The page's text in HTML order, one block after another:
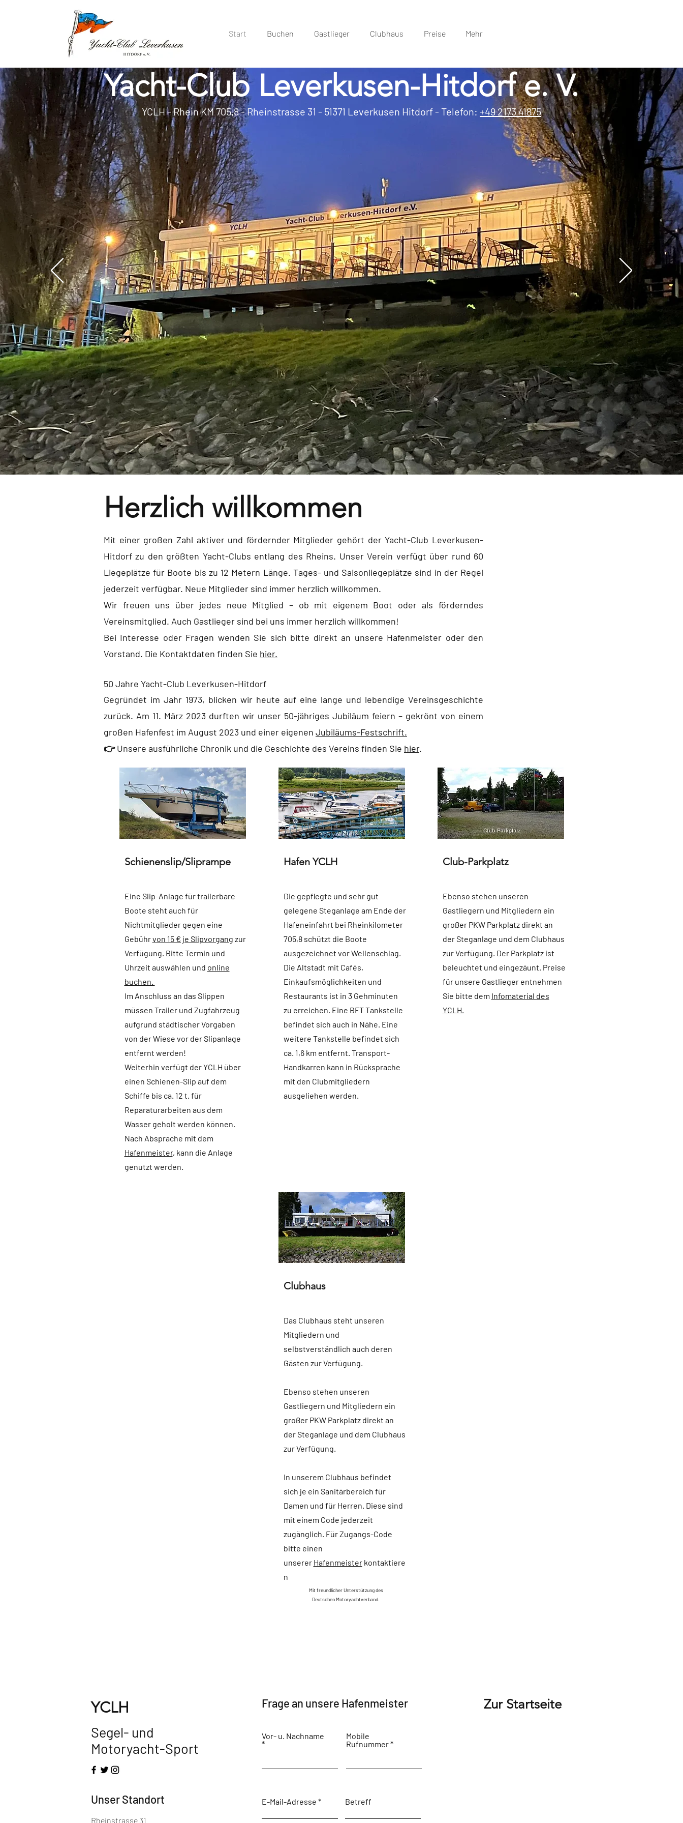
Start Buchen Gastlieger Clubhaus Preise Mehr
Yacht-Club Leverkusen-Hitdorf e. V.
YCLH - Rhein KM 705,8 - Rheinstrasse 31 - 51371 Leverkusen Hitdorf - Telefon: +49 2173 41875
Herzlich willkommen
Mit einer großen Zahl aktiver und fördernder Mitglieder gehört der Yacht-Club Leverkusen-
Hitdorf zu den größten Yacht-Clubs entlang des Rheins. Unser Verein verfügt über rund 60
Liegeplätze für Boote bis zu 12 Metern Länge. Tages- und Saisonliegeplätze sind in der Regel
jederzeit verfügbar. Neue Mitglieder sind immer herzlich willkommen.
Wir freuen uns über jedes neue Mitglied – ob mit eigenem Boot oder als förderndes
Vereinsmitglied. Auch Gastlieger sind bei uns immer herzlich willkommen!
Bei Interesse oder Fragen wenden Sie sich bitte direkt an unsere Hafenmeister oder den
Vorstand. Die Kontaktdaten finden Sie hier.
50 Jahre Yacht-Club Leverkusen-Hitdorf
Gegründet im Jahr 1973, blicken wir heute auf eine lange und lebendige Vereinsgeschichte
zurück. Am 11. März 2023 durften wir unser 50-jähriges Jubiläum feiern – gekrönt von einem
großen Hafenfest im August 2023 und einer eigenen Jubiläums-Festschrift.
👉 Unsere ausführliche Chronik und die Geschichte des Vereins finden Sie hier.
Schienenslip/Sliprampe
Eine Slip-Anlage für trailerbare
Boote steht auch für
Nichtmitglieder gegen eine
Gebührvon 15 € je Slipvorgang zur
Verfügung. Bitte Termin und
Uhrzeit auswählen und online
buchen.
Im Anschluss an das Slippen
müssen Trailer und Zugfahrzeug
aufgrund städtischer Vorgaben
von der Wiese vor der Slipanlage
entfernt werden!
Weiterhin verfügt der YCLH über
einen Schienen-Slip auf dem
Schiffe bis ca. 12 t. für
Reparaturarbeiten aus dem
Wasser geholt werden können.
Nach Absprache mit dem
Hafenmeister, kann die Anlage
genutzt werden.
Hafen YCLH
Die gepflegte und sehr gut
gelegene Steganlage am Ende der
Hafeneinfahrt bei Rheinkilometer
705,8 schützt die Boote
ausgezeichnet vor Wellenschlag.
Die Altstadt mit Cafés,
Einkaufsmöglichkeiten und
Restaurants ist in 3 Gehminuten
zu erreichen. Eine BFT Tankstelle
befindet sich auch in Nähe. Eine
weitere Tankstelle befindet sich
ca. 1,6 km entfernt. Transport-
Handkarren kann in Rücksprache
mit den Clubmitgliedern
ausgeliehen werden.
Club-Parkplatz
Ebenso stehen unseren
Gastliegern und Mitgliedern ein
großer PKW Parkplatz direkt an
der Steganlage und dem Clubhaus
zur Verfügung. Der Parkplatz ist
beleuchtet und eingezäunt. Preise
für unsere Gastlieger entnehmen
Sie bitte dem Infomaterial des
YCLH.
Clubhaus
Das Clubhaus steht unseren
Mitgliedern und
selbstverständlich auch deren
Gästen zur Verfügung.
Ebenso stehen unseren
Gastliegern und Mitgliedern ein
großer PKW Parkplatz direkt an
der Steganlage und dem Clubhaus
zur Verfügung.
In unserem Clubhaus befindet
sich je ein Sanitärbereich für
Damen und für Herren. Diese sind
mit einem Code jederzeit
zugänglich. Für Zugangs-Code
bitte einen
unserer Hafenmeisterkontaktiere
n
Mit freundlicher Unterstützung des
Deutschen Motoryachtverband.
YCLH
Segel- und
Motoryacht-Sport
Unser Standort
Rheinstrasse 31
Frage an unsere Hafenmeister
Vor- u. Nachname
Mobile
Rufnummer
E-Mail-Adresse Betreff
Zur Startseite